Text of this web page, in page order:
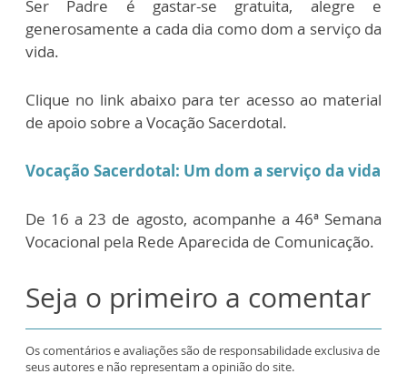
Ser Padre é gastar-se gratuita, alegre e
generosamente a cada dia como dom a serviço da
vida.
Clique no link abaixo para ter acesso ao material
de apoio sobre a Vocação Sacerdotal.
Vocação Sacerdotal: Um dom a serviço da vida
De 16 a 23 de agosto, acompanhe a 46ª Semana
Vocacional pela Rede Aparecida de Comunicação.
Seja o primeiro a comentar
Os comentários e avaliações são de responsabilidade exclusiva de
seus autores e não representam a opinião do site.